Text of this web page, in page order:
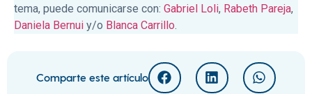
tema, puede comunicarse con: Gabriel Loli, Rabeth Pareja,
Daniela Bernui y/o Blanca Carrillo.
Comparte este artículo